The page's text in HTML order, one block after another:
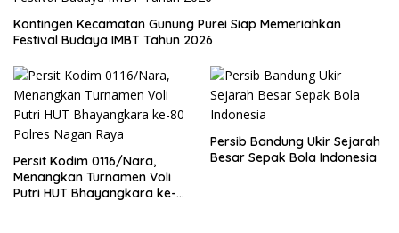
Kontingen Kecamatan Gunung Purei Siap Memeriahkan
Festival Budaya IMBT Tahun 2026
Persit Kodim 0116/Nara,
Menangkan Turnamen Voli
Putri HUT Bhayangkara ke-
Persib Bandung Ukir Sejarah
Besar Sepak Bola Indonesia